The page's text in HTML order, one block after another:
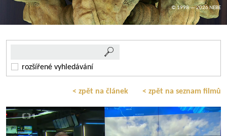
© 1998 — 2026 NEBE
rozšířené vyhledávání
< zpět na článek < zpět na seznam filmů